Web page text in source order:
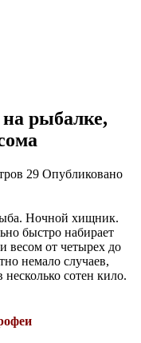
на рыбалке,
29 Опубликовано
Ночной хищник.
быстро набирает
весом от четырех до
немало случаев,
несколько сотен кило.